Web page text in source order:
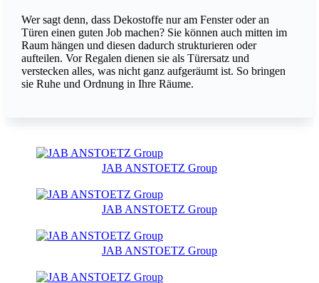
Wer sagt denn, dass Dekostoffe nur am Fenster oder an
Türen einen guten Job machen? Sie können auch mitten im
Raum hängen und diesen dadurch strukturieren oder
aufteilen. Vor Regalen dienen sie als Türersatz und
verstecken alles, was nicht ganz aufgeräumt ist. So bringen
sie Ruhe und Ordnung in Ihre Räume.
JAB ANSTOETZ Group
JAB ANSTOETZ Group
JAB ANSTOETZ Group